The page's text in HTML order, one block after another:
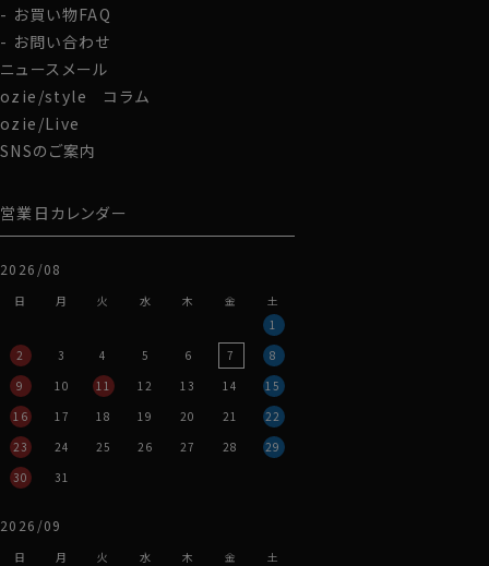
お買い物FAQ
お問い合わせ
ニュースメール
ozie/style コラム
ozie/Live
SNSのご案内
営業日カレンダー
2026/08
日 月 火 水 木 金
土
1
2
3 4 5 6 7
8
9
10 11 12 13 14
15
16
17 18 19 20 21
22
23
24 25 26 27 28
29
30
31
2026/09
日 月 火 水 木 金 土